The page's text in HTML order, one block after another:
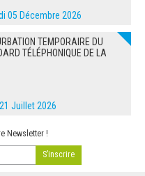
05 Décembre 2026
TEMPORAIRE DU
TÉLÉPHONIQUE DE LA
Juillet 2026
Newsletter !